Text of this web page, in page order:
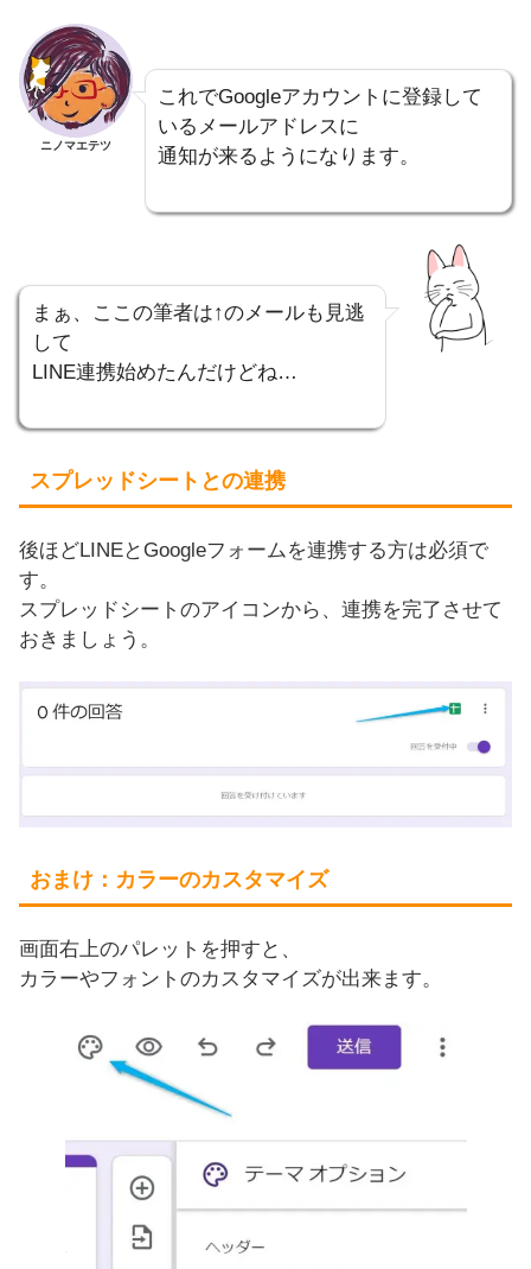
ニノマエテツ
これでGoogleアカウントに登録して
いるメールアドレスに
通知が来るようになります。
まぁ、ここの筆者は↑のメールも見逃
して
LINE連携始めたんだけどね…
スプレッドシートとの連携
後ほどLINEとGoogleフォームを連携する方は必須で
す。
スプレッドシートのアイコンから、連携を完了させて
おきましょう。
おまけ：カラーのカスタマイズ
画面右上のパレットを押すと、
カラーやフォントのカスタマイズが出来ます。